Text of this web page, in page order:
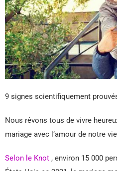
9 signes scientifiquement
Nous rêvons tous de vivre
mariage avec l’amour de notre
Selon le Knot , environ 15 000